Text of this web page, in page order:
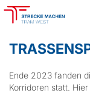
Ende 2023 fanden
Korridoren statt.